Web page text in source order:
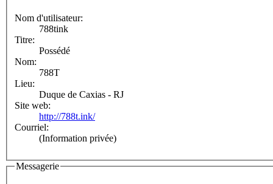
Nom d'utilisateur:
788tink
Titre:
Possédé
Nom:
788T
Lieu:
Duque de Caxias - RJ
Site web:
http://788t.ink/
Courriel:
(Information privée)
Messagerie